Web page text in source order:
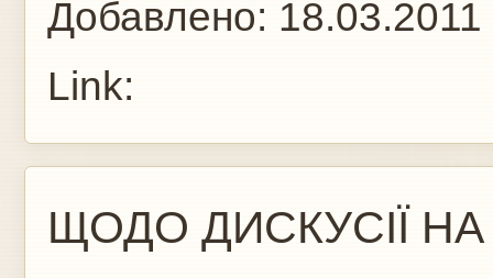
Добавлено: 18.03.2011
Link:
ЩОДО ДИСКУСІЇ